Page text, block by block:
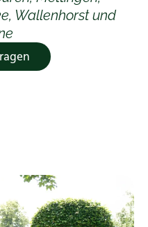
Wallenhorst und